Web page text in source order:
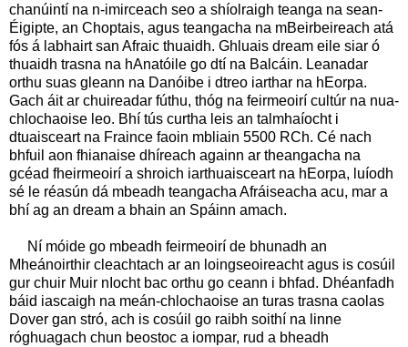
chanúintí na n‑imirceach seo a shíolraigh teanga na sean-
Éigipte, an Choptais, agus teangacha na mBeirbeireach atá
fós á labhairt san Afraic thuaidh. Ghluais dream eile siar ó
thuaidh trasna na hAnatóile go dtí na Balcáin. Leanadar
orthu suas gleann na Danóibe i dtreo iarthar na hEorpa.
Gach áit ar chuireadar fúthu, thóg na feirmeoirí cultúr na nua-
chlochaoise leo. Bhí tús curtha leis an talmhaíocht i
dtuaisceart na Fraince faoin mbliain 5500 RCh. Cé nach
bhfuil aon fhianaise dhíreach againn ar theangacha na
gcéad fheirmeoirí a shroich iarthuaisceart na hEorpa, luíodh
sé le réasún dá mbeadh teangacha Afráiseacha acu, mar a
bhí ag an dream a bhain an Spáinn amach.
Ní móide go mbeadh feirmeoirí de bhunadh an
Mheánoirthir cleachtach ar an loingseoireacht agus is cosúil
gur chuir Muir nIocht bac orthu go ceann i bhfad. Dhéanfadh
báid iascaigh na meán-chlochaoise an turas trasna caolas
Dover gan stró, ach is cosúil go raibh soithí na linne
róghuagach chun beostoc a iompar, rud a bheadh